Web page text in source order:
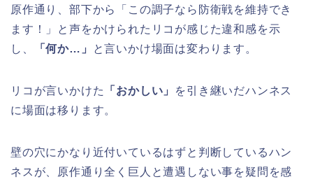
原作通り、部下から「この調子なら防衛戦を維持でき
ます！」と声をかけられたリコが感じた違和感を示
し、
「何か…」 と言いかけ場面は変わります。
リコが言いかけた 「おかしい」
を引き継いだハンネス
に場面は移ります。
壁の穴にかなり近付いているはずと判断しているハン
ネスが、原作通り全く巨人と遭遇しない事を疑問を感